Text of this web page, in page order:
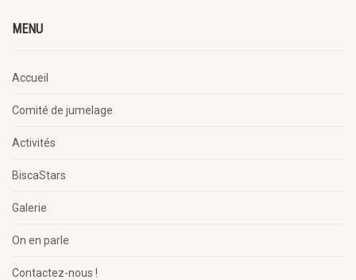
MENU
Accueil
Comité de jumelage
Activités
BiscaStars
Galerie
On en parle
Contactez-nous !